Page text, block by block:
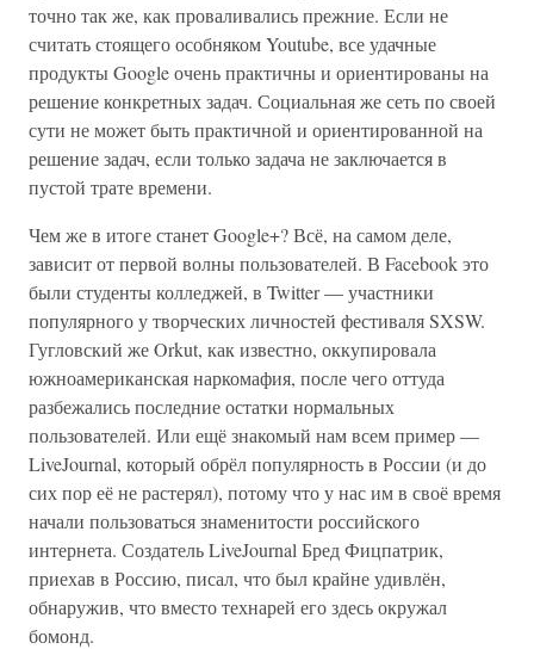
точно так же, как проваливались прежние. Если не
считать стоящего особняком Youtube, все удачные
продукты Google очень практичны и ориентированы на
решение конкретных задач. Социальная же сеть по своей
сути не может быть практичной и ориентированной на
решение задач, если только задача не заключается в
пустой трате времени.
Чем же в итоге станет Google+? Всё, на самом деле,
зависит от первой волны пользователей. В Facebook это
были студенты колледжей, в Twitter — участники
популярного у творческих личностей фестиваля SXSW.
Гугловский же Orkut, как известно, оккупировала
южноамериканская наркомафия, после чего оттуда
разбежались последние остатки нормальных
пользователей. Или ещё знакомый нам всем пример —
LiveJournal, который обрёл популярность в России (и до
сих пор её не растерял), потому что у нас им в своё время
начали пользоваться знаменитости российского
интернета. Создатель LiveJournal Бред Фицпатрик,
приехав в Россию, писал, что был крайне удивлён,
обнаружив, что вместо технарей его здесь окружал
бомонд.